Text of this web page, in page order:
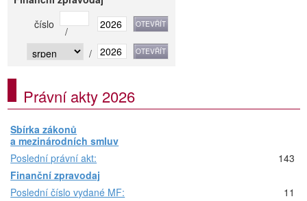
číslo
/
/
Právní akty 2026
Sbírka zákonů
a mezinárodních smluv
Poslední právní akt:
143
Finanční zpravodaj
Poslední číslo vydané MF:
11